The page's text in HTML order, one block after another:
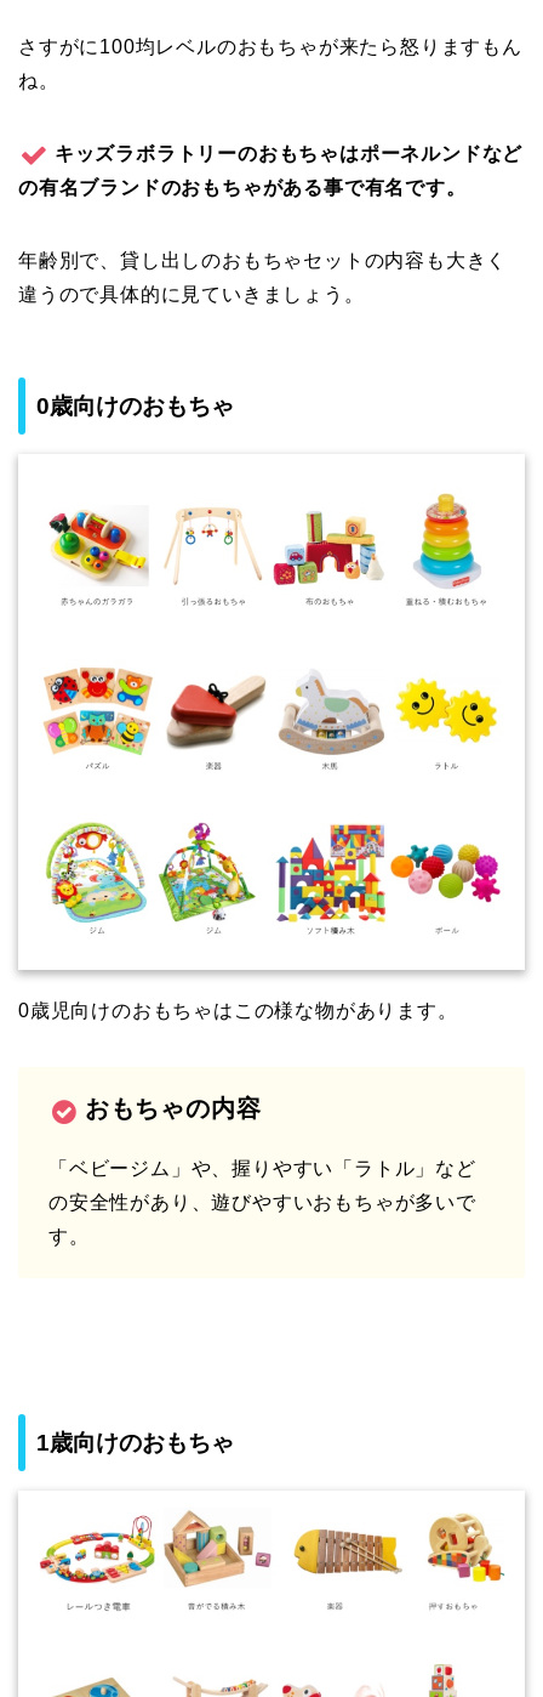
さすがに100均レベルのおもちゃが来たら怒りますもん
ね。
キッズラボラトリーのおもちゃはポーネルンドなど
の有名ブランドのおもちゃがある事で有名です。
年齢別で、貸し出しのおもちゃセットの内容も大きく
違うので具体的に見ていきましょう。
0歳向けのおもちゃ
0歳児向けのおもちゃはこの様な物があります。
おもちゃの内容
「ベビージム」や、握りやすい「ラトル」など
の安全性があり、遊びやすいおもちゃが多いで
す。
1歳向けのおもちゃ